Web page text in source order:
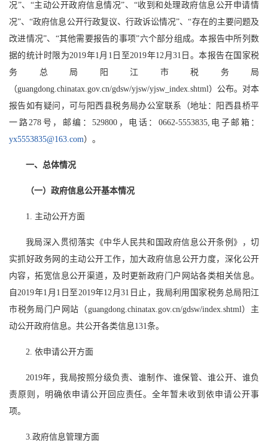
况”、“主动公开政府信息情况”、“收到和处理政府信息公开申请情
况”、“政府信息公开行政复议、行政诉讼情况”、“存在的主要问题及
改进情况”、“其他需要报告的事项”六个部分组成。本报告中所列数
据的统计时限为2019年1月1日至2019年12月31日。本报告在国家税
务总局阳江市税务局
（guangdong.chinatax.gov.cn/gdsw/yjsw/yjsw_index.shtml）公布。对本
报告如有疑问，可与阳西县税务局办公室联系（地址：阳西县桥平
一路278号，邮编：529800，电话：0662-5553835,电子邮箱：
yx5553835@163.com）。
一、总体情况
（一）政府信息公开基本情况
1. 主动公开方面
我局深入贯彻落实《中华人民共和国政府信息公开条例》，切
实抓好政务网的主动公开工作，加大政府信息公开力度，深化公开
内容，拓宽信息公开渠道，及时更新政府门户网站各类相关信息。
自2019年1月1日至2019年12月31日止，我局利用国家税务总局阳江
市税务局门户网站（guangdong.chinatax.gov.cn/gdsw/index.shtml）主
动公开政府信息。共公开各类信息131条。
2. 依申请公开方面
2019年，我局按照分级负责、谁制作、谁保管、谁公开、谁负
责原则，明确依申请公开回应责任。全年暂未收到依申请公开事
项。
3.政府信息管理方面